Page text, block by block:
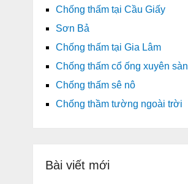
Chống thấm tại Cầu Giấy
Sơn Bả
Chống thấm tại Gia Lâm
Chống thấm cổ ống xuyên sàn
Chống thấm sê nô
Chống thầm tường ngoài trời
Bài viết mới